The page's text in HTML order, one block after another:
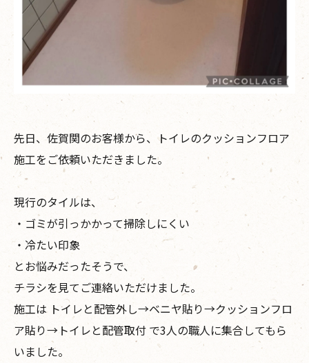
先日、佐賀関のお客様から、トイレのクッションフロア
施工をご依頼いただきました。
現行のタイルは、
・ゴミが引っかかって掃除しにくい
・冷たい印象
とお悩みだったそうで、
チラシを見てご連絡いただけました。
施工は トイレと配管外し→ベニヤ貼り→クッションフロ
ア貼り→トイレと配管取付 で3人の職人に集合してもら
いました。